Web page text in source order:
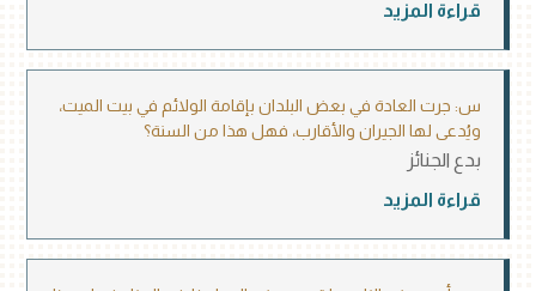
قراءة المزيد
س: جرت العادة في بعض البلدان بإقامة الولائم في بيت الميت،
ويُدعى لها الجيران والأقارب، فهل هذا من السنة؟
بدع الجنائز
قراءة المزيد